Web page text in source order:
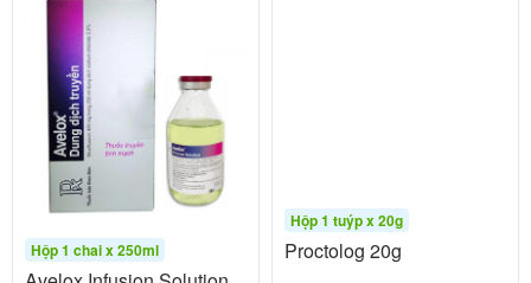
Liều dùng khuyến cáo
Liều lượng Hemetrex 2.5mg phụ thuộc vào bệnh lý,
mức độ nghiêm trọng, và diện tích bề mặt cơ thể
(BSA) của bệnh nhân. Dưới đây là hướng dẫn liều cơ
bản:
Viêm khớp dạng thấp
Hộp 1 chai x 250ml
Hộp 1 tuýp x 20g
Proctolog 20g